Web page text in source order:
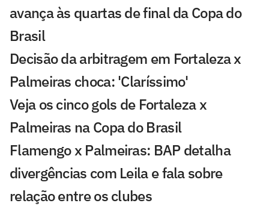
avança às quartas de final da Copa do
Brasil
Decisão da arbitragem em Fortaleza x
Palmeiras choca: 'Claríssimo'
Veja os cinco gols de Fortaleza x
Palmeiras na Copa do Brasil
Flamengo x Palmeiras: BAP detalha
divergências com Leila e fala sobre
relação entre os clubes